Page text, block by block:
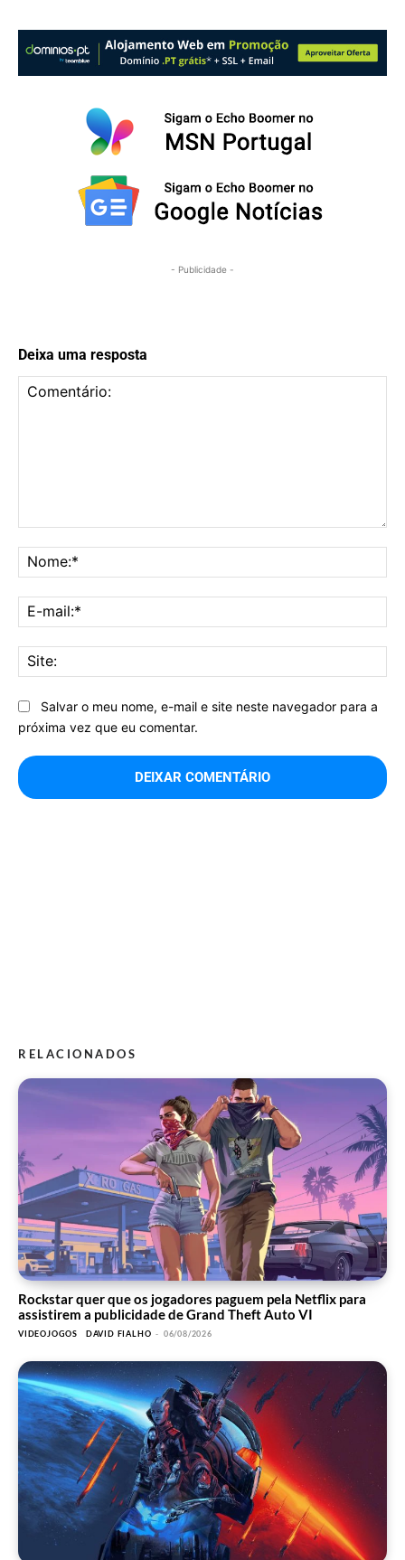
- Publicidade -
Deixa uma resposta
Salvar o meu nome, e-mail e site neste navegador para a
próxima vez que eu comentar.
RELACIONADOS
Rockstar quer que os jogadores paguem pela Netflix para
assistirem a publicidade de Grand Theft Auto VI
VIDEOJOGOS DAVID FIALHO - 06/08/2026